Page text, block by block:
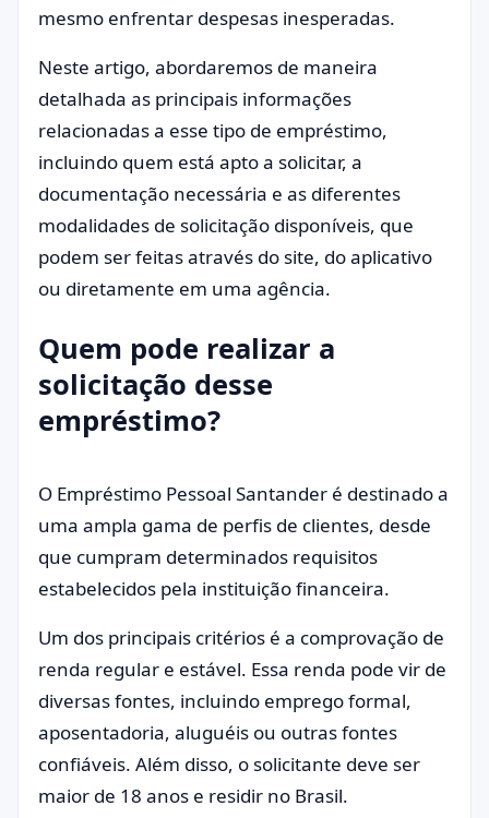
mesmo enfrentar despesas inesperadas.
Neste artigo, abordaremos de maneira
detalhada as principais informações
relacionadas a esse tipo de empréstimo,
incluindo quem está apto a solicitar, a
documentação necessária e as diferentes
modalidades de solicitação disponíveis, que
podem ser feitas através do site, do aplicativo
ou diretamente em uma agência.
Quem pode realizar a
solicitação desse
empréstimo?
O Empréstimo Pessoal Santander é destinado a
uma ampla gama de perfis de clientes, desde
que cumpram determinados requisitos
estabelecidos pela instituição financeira.
Um dos principais critérios é a comprovação de
renda regular e estável. Essa renda pode vir de
diversas fontes, incluindo emprego formal,
aposentadoria, aluguéis ou outras fontes
confiáveis. Além disso, o solicitante deve ser
maior de 18 anos e residir no Brasil.